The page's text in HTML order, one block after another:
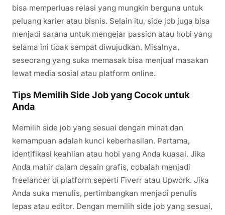
bisa memperluas relasi yang mungkin berguna untuk
peluang karier atau bisnis. Selain itu, side job juga bisa
menjadi sarana untuk mengejar passion atau hobi yang
selama ini tidak sempat diwujudkan. Misalnya,
seseorang yang suka memasak bisa menjual masakan
lewat media sosial atau platform online.
Tips Memilih Side Job yang Cocok untuk
Anda
Memilih side job yang sesuai dengan minat dan
kemampuan adalah kunci keberhasilan. Pertama,
identifikasi keahlian atau hobi yang Anda kuasai. Jika
Anda mahir dalam desain grafis, cobalah menjadi
freelancer di platform seperti Fiverr atau Upwork. Jika
Anda suka menulis, pertimbangkan menjadi penulis
lepas atau editor. Dengan memilih side job yang sesuai,